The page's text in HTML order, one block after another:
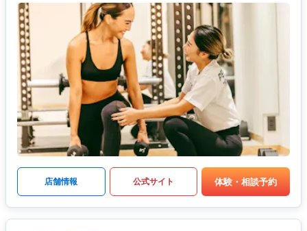
店舗情報 公式サイト 体験・相談予約